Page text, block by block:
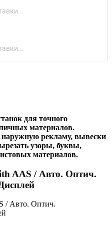
для точного
материалов.
рекламу, вывески
узоры, буквы,
материалов.
AAS / Авто. Оптич.
/ Авто. Оптич.